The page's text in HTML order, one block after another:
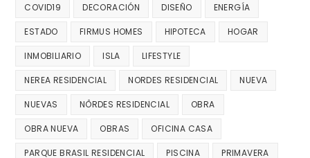
COVID19 DECORACIÓN DISEÑO ENERGÍA
ESTADO FIRMUS HOMES HIPOTECA HOGAR
INMOBILIARIO ISLA LIFESTYLE
NEREA RESIDENCIAL NORDES RESIDENCIAL NUEVA
NUEVAS NÔRDES RESIDENCIAL OBRA
OBRA NUEVA OBRAS OFICINA CASA
PARQUE BRASIL RESIDENCIAL PISCINA PRIMAVERA